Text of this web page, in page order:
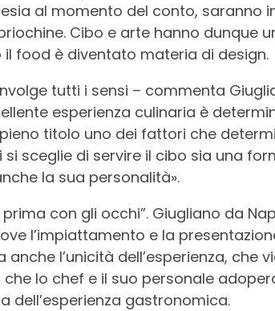
al momento del conto, saranno
Cibo e arte hanno dunque
food è diventato materia di design.
tutti i sensi – commenta
esperienza culinaria è
titolo uno dei fattori che
sceglie di servire il cibo sia una
la sua personalità».
con gli occhi”. Giugliano da
l’impiattamento e la
l’unicità dell’esperienza, che
che lo chef e il suo personale
dell’esperienza gastronomica.